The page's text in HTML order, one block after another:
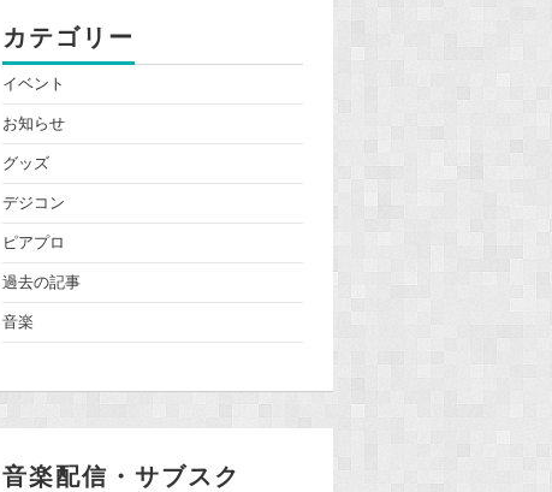
カテゴリー
イベント
お知らせ
グッズ
デジコン
ピアプロ
過去の記事
音楽
音楽配信・サブスク